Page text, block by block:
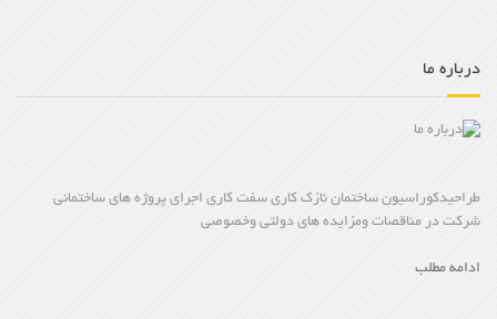
درباره ما
طراحیدکوراسیون ساختمان نازک کاری سفت کاری اجرای پروژه های ساختمانی
شرکت در مناقصات ومزایده های دولتی وخصوصی
ادامه مطلب